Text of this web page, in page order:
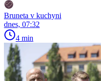
Bruneta v kuchyni
dnes, 07:32
4 min